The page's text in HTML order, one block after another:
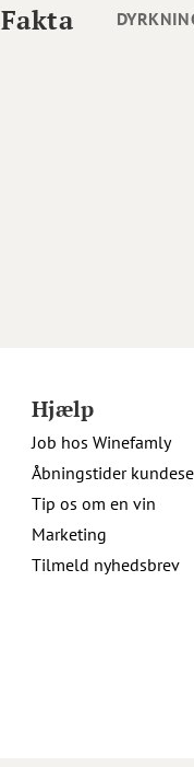
Fakta
Hjælp
Job hos Winefamly
Åbningstider
Tip os om en vin
Marketing
Tilmeld nyhedsbrev